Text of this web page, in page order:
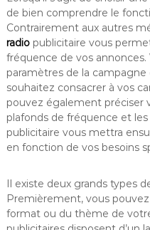
de bien comprendre le
Contrairement aux autres
radiopublicitaire vous
fréquence de vos annonces.
paramètres de la
souhaitez consacrer à vos
pouvez également préciser
plafonds de fréquence et
publicitaire vous mettra
en fonction de vos besoins
Il existe deux grands types
Premièrement, vous
format ou du thème de